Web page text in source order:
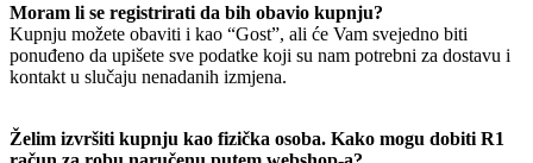
Moram li se registrirati da bih obavio kupnju?
Kupnju možete obaviti i kao “Gost”, ali će Vam svejedno biti
ponuđeno da upišete sve podatke koji su nam potrebni za dostavu i
kontakt u slučaju nenadanih izmjena.
Želim izvršiti kupnju kao fizička osoba. Kako mogu dobiti R1